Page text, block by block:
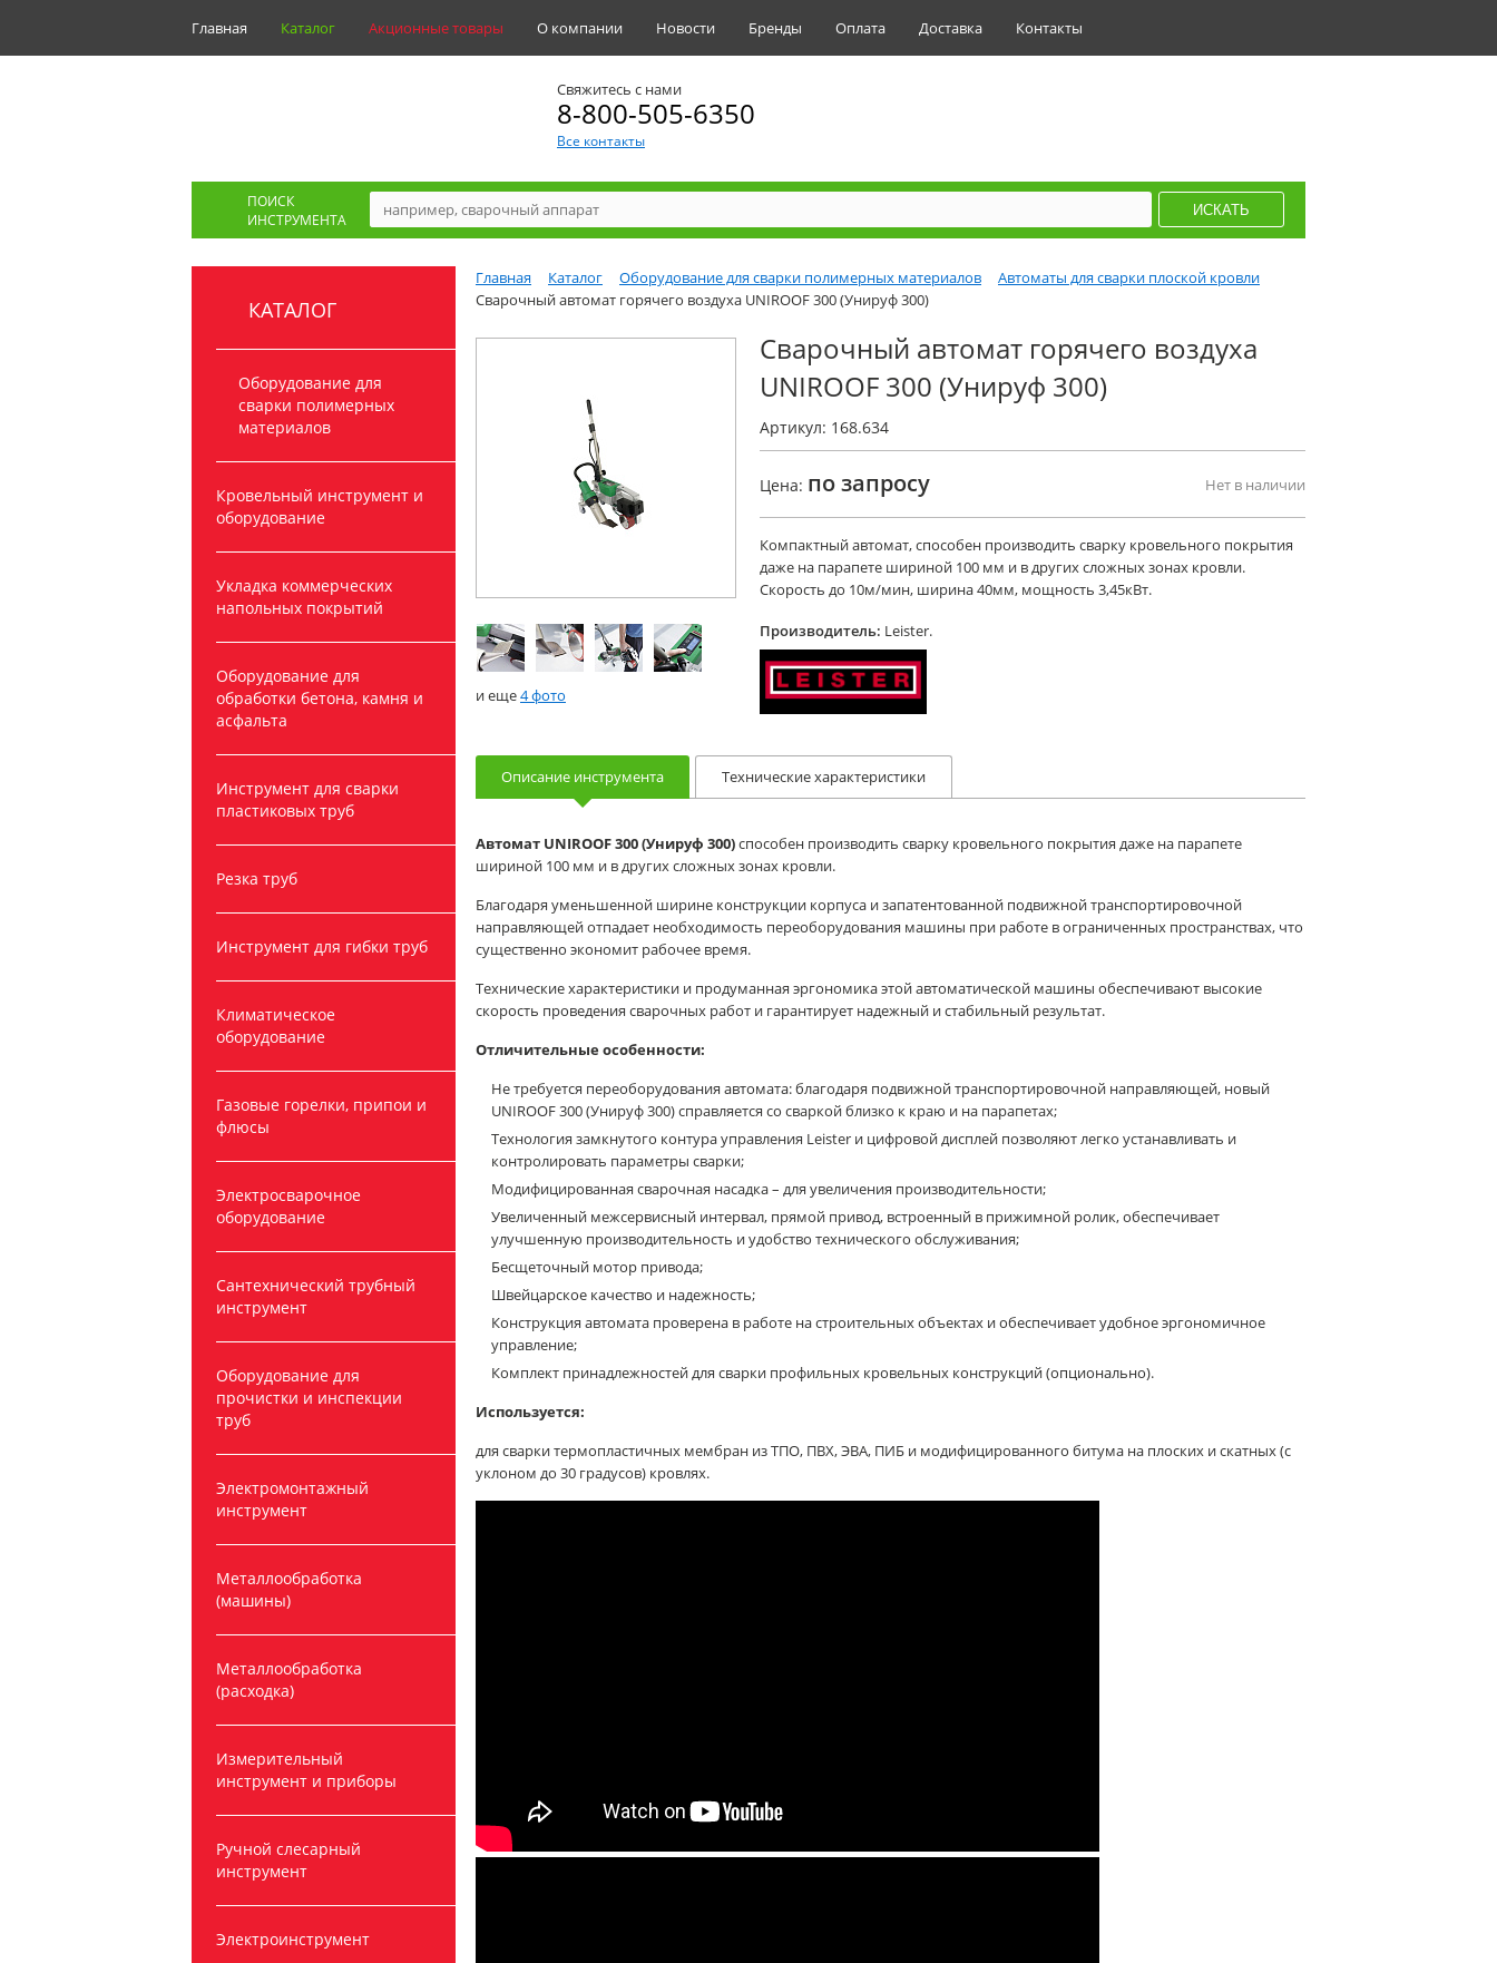
Главная Каталог Акционные товары О компании Новости Бренды Оплата Доставка Контакты
Свяжитесь с нами
8-800-505-6350
Все контакты
ПОИСК
ИНСТРУМЕНТА
КАТАЛОГ
Оборудование для
сварки полимерных
материалов
Кровельный инструмент и
оборудование
Укладка коммерческих
напольных покрытий
Оборудование для
обработки бетона, камня и
асфальта
Инструмент для сварки
пластиковых труб
Резка труб
Инструмент для гибки труб
Климатическое
оборудование
Газовые горелки, припои и
флюсы
Электросварочное
оборудование
Сантехнический трубный
инструмент
Оборудование для
прочистки и инспекции
труб
Электромонтажный
инструмент
Металлообработка
(машины)
Металлообработка
(расходка)
Измерительный
инструмент и приборы
Ручной слесарный
инструмент
Электроинструмент
Главная Каталог Оборудование для сварки полимерных материалов
Автоматы для сварки плоской кровли
Сварочный автомат горячего воздуха UNIROOF 300 (Унируф 300)
и еще4 фото
Сварочный автомат горячего воздуха
UNIROOF 300 (Унируф 300)
Артикул: 168.634
Цена: по запросу Нет в наличии
Компактный автомат, способен производить сварку кровельного покрытия
даже на парапете шириной 100 мм и в других сложных зонах кровли.
Скорость до 10м/мин, ширина 40мм, мощность 3,45кВт.
Производитель: Leister.
Описание инструмента Технические характеристики
Автомат UNIROOF 300 (Унируф 300)способен производить сварку кровельного покрытия даже на парапете
шириной 100 мм и в других сложных зонах кровли.
Благодаря уменьшенной ширине конструкции корпуса и запатентованной подвижной транспортировочной
направляющей отпадает необходимость переоборудования машины при работе в ограниченных пространствах, что
существенно экономит рабочее время.
Технические характеристики и продуманная эргономика этой автоматической машины обеспечивают высокие
скорость проведения сварочных работ и гарантирует надежный и стабильный результат.
Отличительные особенности:
Не требуется переоборудования автомата: благодаря подвижной транспортировочной направляющей, новый
UNIROOF 300 (Унируф 300) справляется со сваркой близко к краю и на парапетах;
Технология замкнутого контура управления Leister и цифровой дисплей позволяют легко устанавливать и
контролировать параметры сварки;
Модифицированная сварочная насадка – для увеличения производительности;
Увеличенный межсервисный интервал, прямой привод, встроенный в прижимной ролик, обеспечивает
улучшенную производительность и удобство технического обслуживания;
Бесщеточный мотор привода;
Швейцарское качество и надежность;
Конструкция автомата проверена в работе на строительных объектах и обеспечивает удобное эргономичное
управление;
Комплект принадлежностей для сварки профильных кровельных конструкций (опционально).
Используется:
для сварки термопластичных мембран из ТПО, ПВХ, ЭВА, ПИБ и модифицированного битума на плоских и скатных (с
уклоном до 30 градусов) кровлях.